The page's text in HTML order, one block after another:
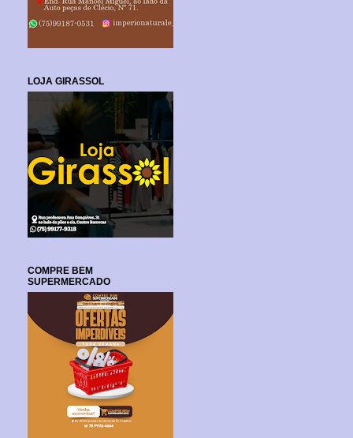
LOJA GIRASSOL
COMPRE BEM
SUPERMERCADO